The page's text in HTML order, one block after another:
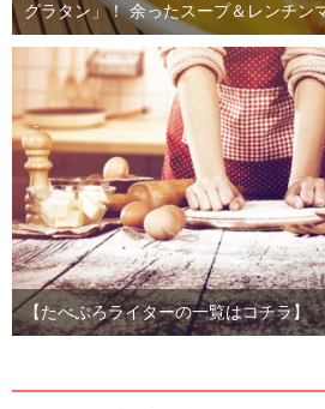
グラタン」！ 余ったスープ＆レンチン
【たべぷろライターの一覧はコチラ】